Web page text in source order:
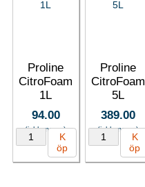
Proline
CitroFoam
1L
94.00
(inkl. moms)
K
öp
Proline
CitroFoam
5L
389.00
(inkl. moms)
K
öp